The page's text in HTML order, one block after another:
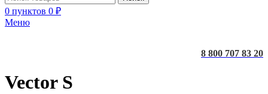
0 пунктов 0 ₽
Меню
8 800 707 83 20
Vector S